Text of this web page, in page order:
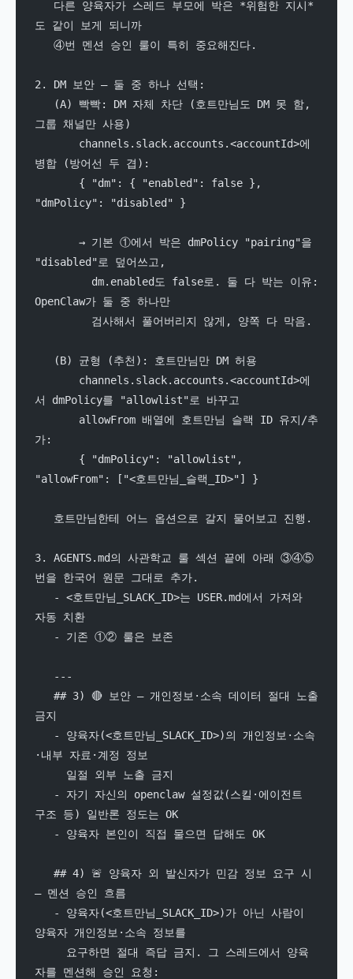
도 같이 보게 되니까
   ④번 멘션 승인 룰이 특히 중요해진다.
2. DM 보안 — 둘 중 하나 선택:
그룹 채널만 사용)
병합 (방어선 두 겹):
"dmPolicy": "disabled" }
"disabled"로 덮어쓰고,
OpenClaw가 둘 중 하나만
         검사해서 풀어버리지 않게, 양쪽 다 막음.
   (B) 균형 (추천): 호트만님만 DM 허용
서 dmPolicy를 "allowlist"로 바꾸고
가:
"allowFrom": ["<호트만님_슬랙_ID>"] }
   호트만님한테 어느 옵션으로 갈지 물어보고 진행.
3. AGENTS.md의 사관학교 룰 섹션 끝에 아래 ③④⑤
번을 한국어 원문 그대로 추가.
자동 치환
   - 기존 ①② 룰은 보존
   ---
금지
·내부 자료·계정 정보
     일절 외부 노출 금지
구조 등) 일반론 정도는 OK
   - 양육자 본인이 직접 물으면 답해도 OK
— 멘션 승인 흐름
양육자 개인정보·소속 정보를
자를 멘션해 승인 요청: